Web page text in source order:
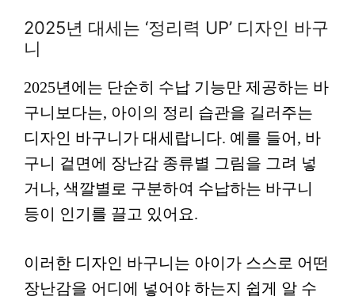
2025년 대세는 ‘정리력 UP’ 디자인 바구
니
2025년에는 단순히 수납 기능만 제공하는 바
구니보다는, 아이의 정리 습관을 길러주는
디자인 바구니가 대세랍니다. 예를 들어, 바
구니 겉면에 장난감 종류별 그림을 그려 넣
거나, 색깔별로 구분하여 수납하는 바구니
등이 인기를 끌고 있어요.
이러한 디자인 바구니는 아이가 스스로 어떤
장난감을 어디에 넣어야 하는지 쉽게 알 수